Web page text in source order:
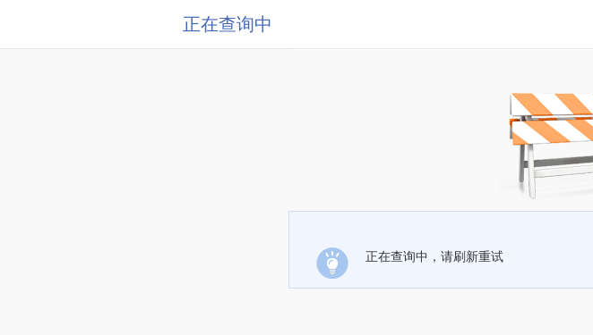
正在查询中
正在查询中，请刷新重试